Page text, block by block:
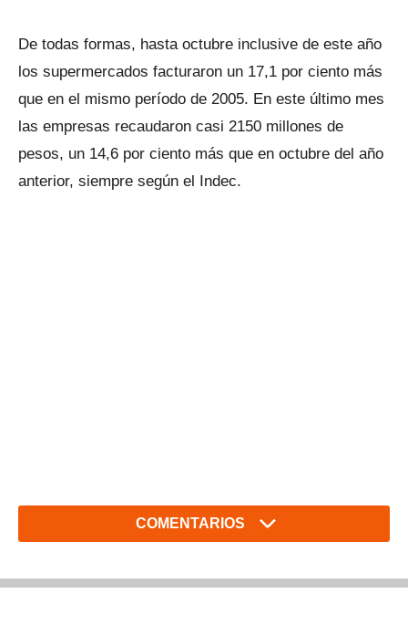
De todas formas, hasta octubre inclusive de este año
los supermercados facturaron un 17,1 por ciento más
que en el mismo período de 2005. En este último mes
las empresas recaudaron casi 2150 millones de
pesos, un 14,6 por ciento más que en octubre del año
anterior, siempre según el Indec.
COMENTARIOS